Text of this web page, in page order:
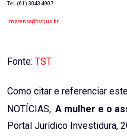
Tel. (61) 3043-4907
imprensa@tst.jus.br
Fonte: TST
Como citar e referenciar
NOTÍCIAS,. A mulher e o
Portal Jurídico Investidura,